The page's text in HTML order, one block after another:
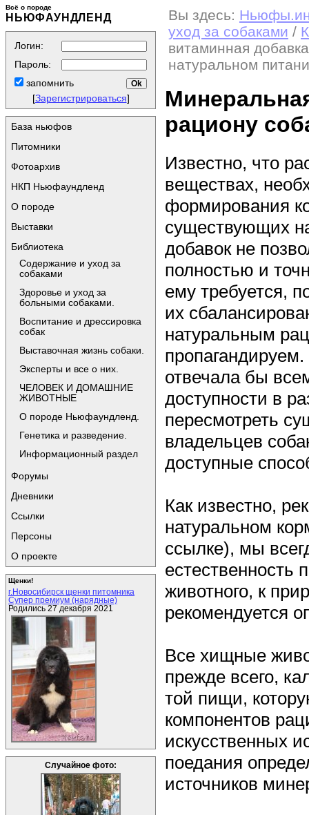
Всё о породе
НЬЮФАУНДЛЕНД
Логин:
Пароль:
запомнить
[Зарегистрироваться]
База ньюфов
Питомники
Фотоархив
НКП Ньюфаундленд
О породе
Выставки
Библиотека
Содержание и уход за
собаками
Здоровье и уход за
больными собаками.
Воспитание и дрессировка
собак
Выставочная жизнь собаки.
Эксперты и все о них.
ЧЕЛОВЕК И ДОМАШНИЕ
ЖИВОТНЫЕ
О породе Ньюфаундленд.
Генетика и разведение.
Информационный раздел
Форумы
Дневники
Ссылки
Персоны
О проекте
Щенки!
г.Новосибирск щенки питомника
Супер премиум (нарядные)
Родились 27 декабря 2021
Случайное фото:
Вы здесь:
уход за собаками /
витаминная
натуральном
рациону
Известно, что
веществах,
формирования
существующих
добавок не
полностью и
ему требуется,
их
натуральным
отвечала бы
доступности в
пересмотреть
владельцев
доступные
Как известно,
натуральном
ссылке), мы
животного, к
рекомендуется
Все хищные
прежде всего,
той пищи,
компонентов
искусственных
поедания
источников